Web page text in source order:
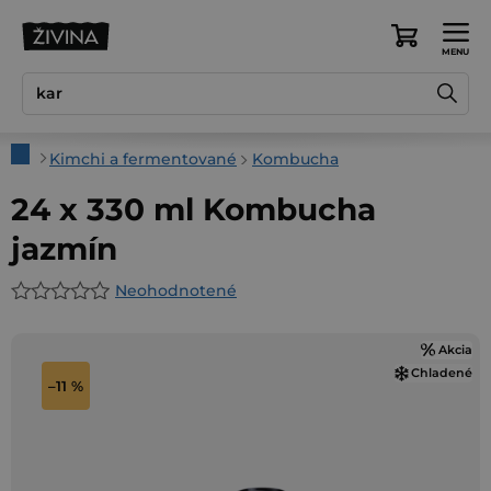
Nákupný
DomovKimchi a fermentované Kombucha
24 x 330 ml Kombucha
jazmín
Priemerné
Neohodnotené
Akcia
Chladené
–11 %